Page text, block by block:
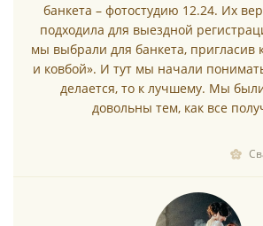
банкета – фотостудию 12.24. Их
подходила для выездной
мы выбрали для банкета, пригласив
и ковбой». И тут мы начали
делается, то к лучшему. Мы
довольны тем, как все